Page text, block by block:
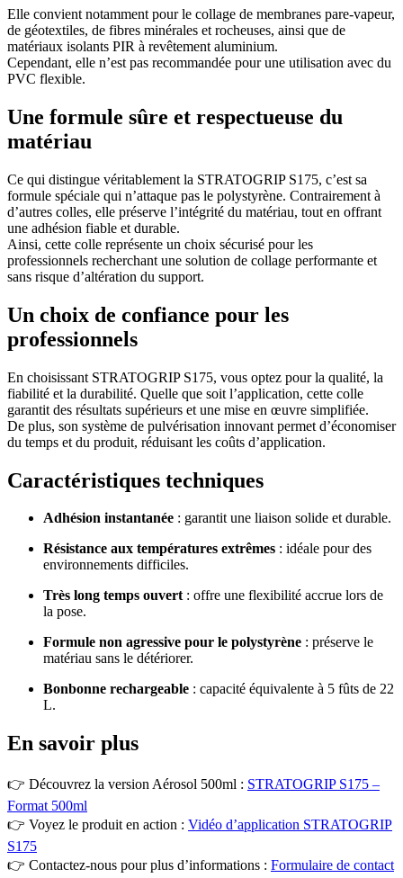
Elle convient notamment pour le collage de membranes pare-vapeur,
de géotextiles, de fibres minérales et rocheuses, ainsi que de
matériaux isolants PIR à revêtement aluminium.
Cependant, elle n’est pas recommandée pour une utilisation avec du
PVC flexible.
Une formule sûre et respectueuse du
matériau
Ce qui distingue véritablement la STRATOGRIP S175, c’est sa
formule spéciale qui n’attaque pas le polystyrène. Contrairement à
d’autres colles, elle préserve l’intégrité du matériau, tout en offrant
une adhésion fiable et durable.
Ainsi, cette colle représente un choix sécurisé pour les
professionnels recherchant une solution de collage performante et
sans risque d’altération du support.
Un choix de confiance pour les
professionnels
En choisissant STRATOGRIP S175, vous optez pour la qualité, la
fiabilité et la durabilité. Quelle que soit l’application, cette colle
garantit des résultats supérieurs et une mise en œuvre simplifiée.
De plus, son système de pulvérisation innovant permet d’économiser
du temps et du produit, réduisant les coûts d’application.
Caractéristiques techniques
Adhésion instantanée : garantit une liaison solide et durable.
Résistance aux températures extrêmes : idéale pour des
environnements difficiles.
Très long temps ouvert: offre une flexibilité accrue lors de
la pose.
Formule non agressive pour le polystyrène : préserve le
matériau sans le détériorer.
Bonbonne rechargeable : capacité équivalente à 5 fûts de 22
L.
En savoir plus
👉 Découvrez la version Aérosol 500ml : STRATOGRIP S175 –
Format 500ml
👉 Voyez le produit en action : Vidéo d’application STRATOGRIP
S175
👉 Contactez-nous pour plus d’informations : Formulaire de contact